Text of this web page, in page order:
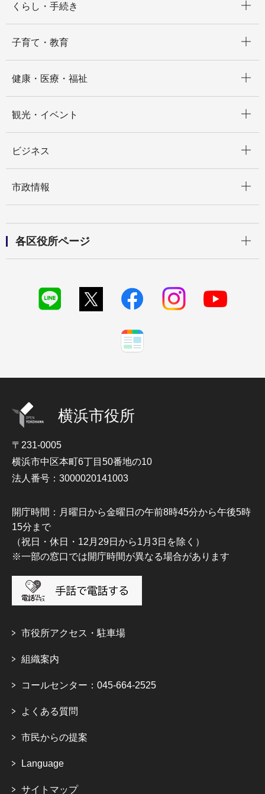
くらし・手続き
子育て・教育
健康・医療・福祉
観光・イベント
ビジネス
市政情報
各区役所ページ
横浜市役所
〒231-0005
横浜市中区本町6丁目50番地の10
法人番号：3000020141003
開庁時間：月曜日から金曜日の午前8時45分から午後5時
15分まで
（祝日・休日・12月29日から1月3日を除く）
※一部の窓口では開庁時間が異なる場合があります
市役所アクセス・駐車場
組織案内
コールセンター：045-664-2525
よくある質問
市民からの提案
Language
サイトマップ